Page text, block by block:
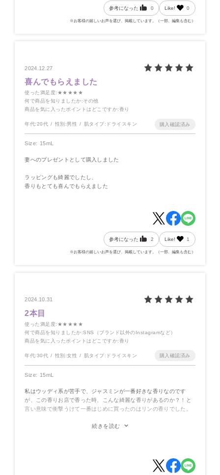
参考になった 0 Like! 0
※お客様の嬉しいお声を選び、掲載しています。（一部、編集も含む）
2024.12.27
喜んでもらえました
使った満足度:★★★★★
何で商品を知りましたか:その他
商品を気に入ったポイントはどこですか:香り
年代:20代 性別:男性 肌タイプ: ドライスキン
Size: 15mL
妻へのプレゼントとして購入しました
ラッピングも綺麗でしたし、
香りもとても喜んでもらえました
参考になった 2 Like! 1
※お客様の嬉しいお声を選び、掲載しています。（一部、編集も含む）
2024.10.31
2本目
使った満足度:★★★★★
何で商品を知りましたか:SNS（ブランド以外のInstagramなど）
商品を気に入ったポイントはどこですか:香り
年代:30代 性別:女性 肌タイプ: ドライスキン
Size: 15mL
私はウッディ系が苦手で、ジャスミンが一番好きな香りなのです
が、この香りお店で香った時、こんな綺麗な香りがあるのか？！と
言い意味で衝撃うけて一番はじめに買ったのはリンの香りでした。
る香りで癒されます。ユイよりこちらの方が大人っぽい香りが気分
続きを読む